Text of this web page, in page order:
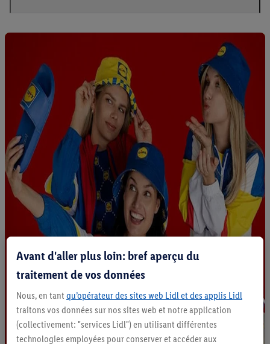
Avant d'aller plus loin: bref aperçu du
traitement de vos données
Nous, en tant qu’opérateur des sites web Lidl et des applis Lidl
traitons vos données sur nos sites web et notre application
(collectivement: "services Lidl") en utilisant différentes
technologies employées pour conserver et accéder aux